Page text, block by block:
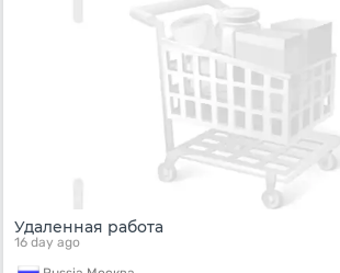
Удаленная работа
16 day ago